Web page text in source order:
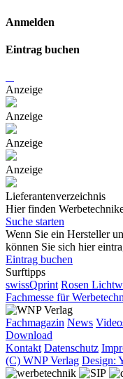
Anmelden
Eintrag buchen
Anzeige
Anzeige
Anzeige
Anzeige
Lieferantenverzeichnis
Hier finden
Suche starten
Wenn Sie ein Hersteller
können Sie sich hier
Eintrag buchen
Surftipps
swissQprint Rosen
Fachmesse für
Fachmagazin News
Download
Kontakt Datenschutz
(C) WNP Verlag Design: